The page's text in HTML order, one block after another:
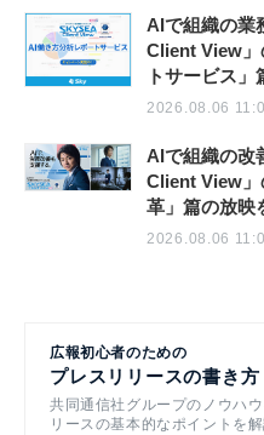
AIで組織の業
Client View」
トサービス」
2026.08.06
AIで組織の改
Client View」
革」篇の放映
2026.08.06
広報初心者のための
プレスリリースの書き方
共同通信社グループのノウハ
リースの基本的なポイントを解